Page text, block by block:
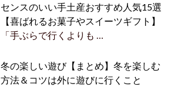
センスのいい手土産おすすめ人気15選
【喜ばれるお菓子やスイーツギフト】
「手ぶらで行くよりも …
冬の楽しい遊び【まとめ】冬を楽しむ
方法＆コツは外に遊びに行くこと